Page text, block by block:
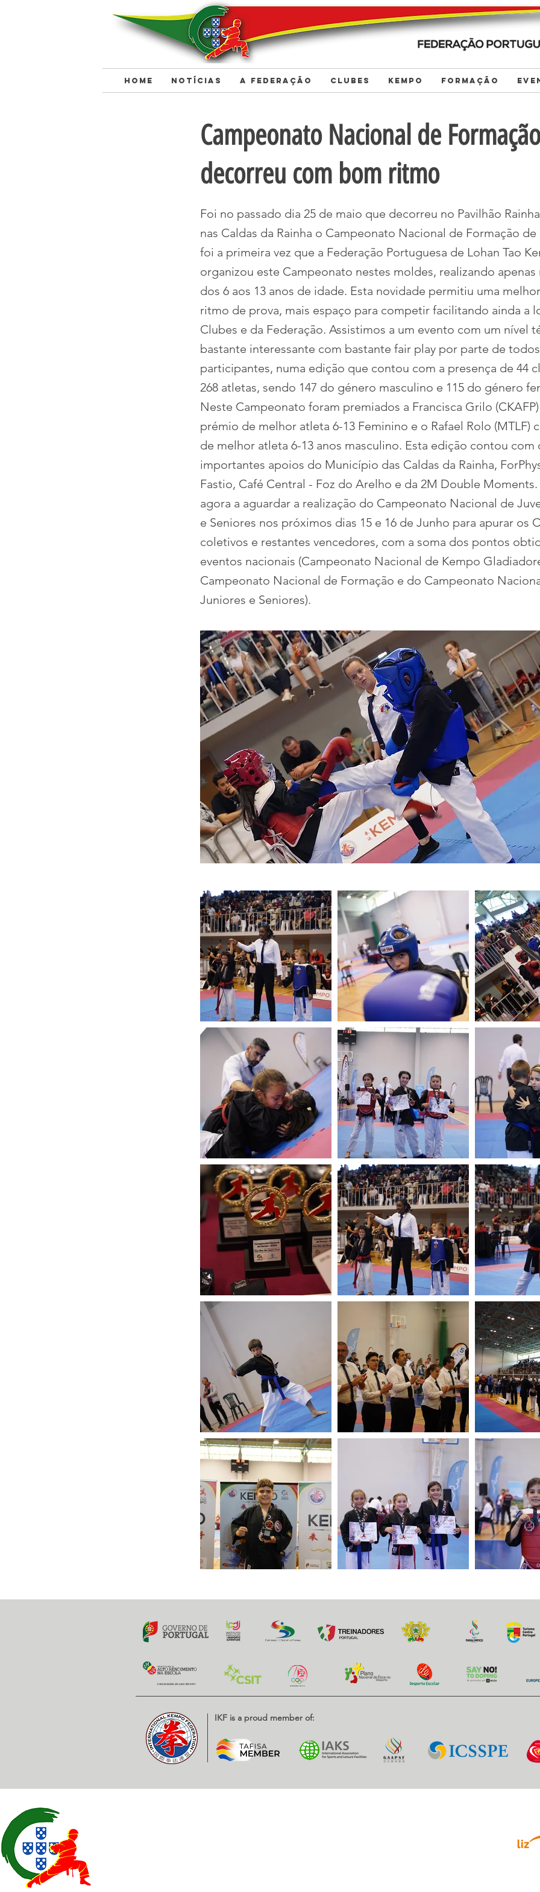
< Back
Campeonato Nacional de Formação
decorreu com bom ritmo
Foi no passado dia 25 de maio que decorreu no Pavilhão
nas Caldas da Rainha o Campeonato Nacional de Formação
foi a primeira vez que a Federação Portuguesa de Lohan Tao
organizou este Campeonato nestes moldes, realizando apenas
dos 6 aos 13 anos de idade. Esta novidade permitiu uma
ritmo de prova, mais espaço para competir facilitando ainda a
Clubes e da Federação. Assistimos a um evento com um nível
bastante interessante com bastante fair play por parte de
participantes, numa edição que contou com a presença de 44
268 atletas, sendo 147 do género masculino e 115 do género
Neste Campeonato foram premiados a Francisca Grilo
prémio de melhor atleta 6-13 Feminino e o Rafael Rolo (MTLF)
de melhor atleta 6-13 anos masculino. Esta edição contou com
importantes apoios do Município das Caldas da Rainha,
Fastio, Café Central - Foz do Arelho e da 2M Double
agora a aguardar a realização do Campeonato Nacional de
e Seniores nos próximos dias 15 e 16 de Junho para apurar os
coletivos e restantes vencedores, com a soma dos pontos
eventos nacionais (Campeonato Nacional de Kempo
Campeonato Nacional de Formação e do Campeonato
Juniores e Seniores).
28 maio de 2024
Previous
HOME NOTÍCIAS A FEDERAÇÃO CLUBES KEMPO FORMAÇÃO
IKF is a proud member of: